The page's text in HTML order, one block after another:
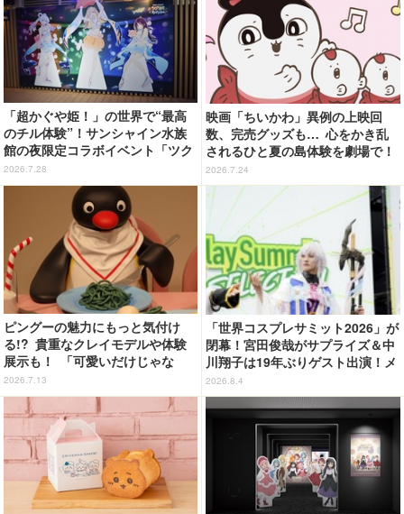
「超かぐや姫！」の世界で“最高
のチル体験”！サンシャイン水族
館の夜限定コラボイベント「ツク
ヨミアクアリウム」が癒やしすぎ
た【体験レポ】
2026.7.28
映画「ちいかわ」異例の上映回
数、完売グッズも… 心をかき乱
されるひと夏の島体験を劇場で！
【ネタバレなし初日レポ】
2026.7.24
ピングーの魅力にもっと気付け
る!? 貴重なクレイモデルや体験
展示も！ 「可愛いだけじゃな
い！？ピングー展」開催【レポ】
2026.7.13
「世界コスプレサミット2026」が
閉幕！宮田俊哉がサプライズ＆中
川翔子は19年ぶりゲスト出演！メ
イン会場では延べ25万9000人が
来場
2026.8.4